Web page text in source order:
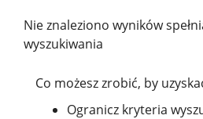
Nie znaleziono wyników
wyszukiwania
Co możesz zrobić, by
Ogranicz kryteria